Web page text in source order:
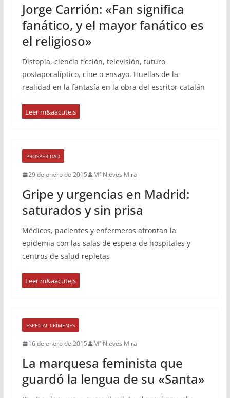
Jorge Carrión: «Fan significa
fanático, y el mayor fanático es
el religioso»
Distopía, ciencia ficción, televisión, futuro
postapocalíptico, cine o ensayo. Huellas de la
realidad en la fantasía en la obra del escritor catalán
PROSPERIDAD
29 de enero de 2015 Mª Nieves Mira
Gripe y urgencias en Madrid:
saturados y sin prisa
Médicos, pacientes y enfermeros afrontan la
epidemia con las salas de espera de hospitales y
centros de salud repletas
ESPECIAL CRÍMENES
16 de enero de 2015 Mª Nieves Mira
La marquesa feminista que
guardó la lengua de su «Santa»